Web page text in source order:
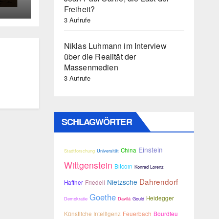
Freiheit?
3 Aufrufe
Niklas Luhmann im Interview
über die Realität der
Massenmedien
3 Aufrufe
SCHLAGWÖRTER
Stadtforschung Universität China Einstein
Wittgenstein Bitcoin Konrad Lorenz
Haffner Friedell Nietzsche Dahrendorf
Demokratie Goethe Davilá Gould Heidegger
Künstliche Intelligenz Feuerbach Bourdieu